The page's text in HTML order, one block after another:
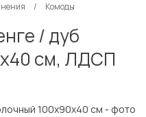
Комоды
/ дуб
см, ЛДСП